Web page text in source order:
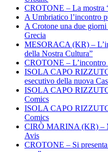
CROTONE – La mostra
A Umbriatico l’incontro
A Crotone una due
Grecia
MESORACA (KR) –
della Nostra Cultura”
CROTONE – L’incontro
ISOLA CAPO
esecutivo della nuova
ISOLA CAPO
Comics
ISOLA CAPO
Comics
CIRÒ MARINA (KR) –
Avis
CROTONE – Si